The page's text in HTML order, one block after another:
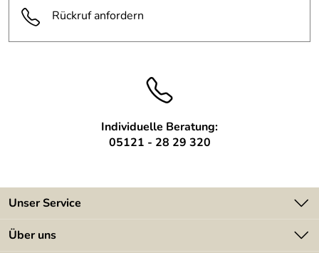
Rückruf anfordern
Individuelle Beratung:
05121 - 28 29 320
Unser Service
Kontakt
Über uns